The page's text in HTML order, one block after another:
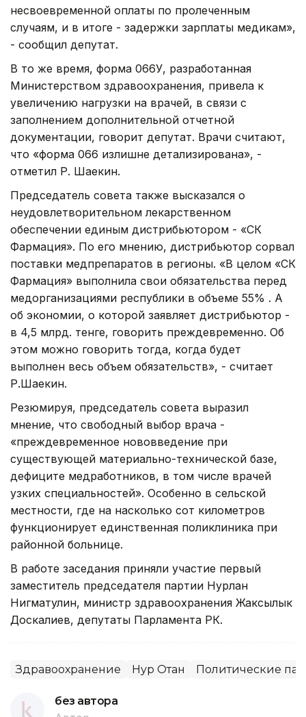
несвоевременной оплаты по пролеченным
случаям, и в итоге - задержки зарплаты медикам»,
- сообщил депутат.
В то же время, форма 066У, разработанная
Министерством здравоохранения, привела к
увеличению нагрузки на врачей, в связи с
заполнением дополнительной отчетной
документации, говорит депутат. Врачи считают,
что «форма 066 излишне детализирована», -
отметил Р. Шаекин.
Председатель совета также высказался о
неудовлетворительном лекарственном
обеспечении единым дистрибьютором - «СК
Фармация». По его мнению, дистрибьютор сорвал
поставки медпрепаратов в регионы. «В целом «СК
Фармация» выполнила свои обязательства перед
медорганизациями республики в объеме 55% . А
об экономии, о которой заявляет дистрибьютор -
в 4,5 млрд. тенге, говорить преждевременно. Об
этом можно говорить тогда, когда будет
выполнен весь объем обязательств», - считает
Р.Шаекин.
Резюмируя, председатель совета выразил
мнение, что свободный выбор врача -
«преждевременное нововведение при
существующей материально-технической базе,
дефиците медработников, в том числе врачей
узких специальностей». Особенно в сельской
местности, где на насколько сот километров
функционирует единственная поликлиника при
районной больнице.
В работе заседания приняли участие первый
заместитель председателя партии Нурлан
Нигматулин, министр здравоохранения Жаксылык
Доскалиев, депутаты Парламента РК.
Здравоохранение Нур Отан Политические
без автора